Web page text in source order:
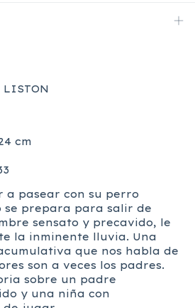
LISTON
cm
a pasear con su perro
se prepara para salir de
sensato y precavido, le
la inminente lluvia. Una
que nos habla de
son a veces los padres.
sobre un padre
y una niña con